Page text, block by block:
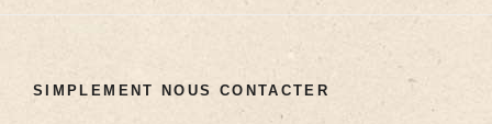
SIMPLEMENT NOUS CONTACTER